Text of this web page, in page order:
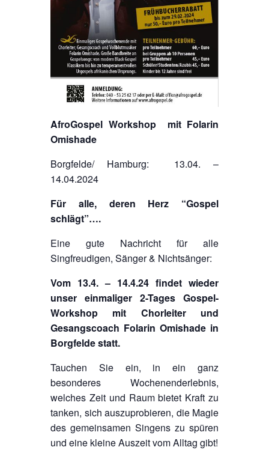
AfroGospel Workshop mit Folarin
Omishade
Borgfelde/ Hamburg: 13.04. –
14.04.2024
Für alle, deren Herz “Gospel
schlägt”….
Eine gute Nachricht für alle
Singfreudigen, Sänger & Nichtsänger:
Vom 13.4. – 14.4.24 findet wieder
unser einmaliger 2-Tages Gospel-
Workshop mit Chorleiter und
Gesangscoach Folarin Omishade in
Borgfelde statt.
Tauchen Sie ein, in ein ganz
besonderes Wochenenderlebnis,
welches Zeit und Raum bietet Kraft zu
tanken, sich auszuprobieren, die Magie
des gemeinsamen Singens zu spüren
und eine kleine Auszeit vom Alltag gibt!